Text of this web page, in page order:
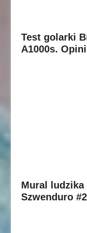
Test golarki
A1000s.
Mural ludzika
Szwenduro #2